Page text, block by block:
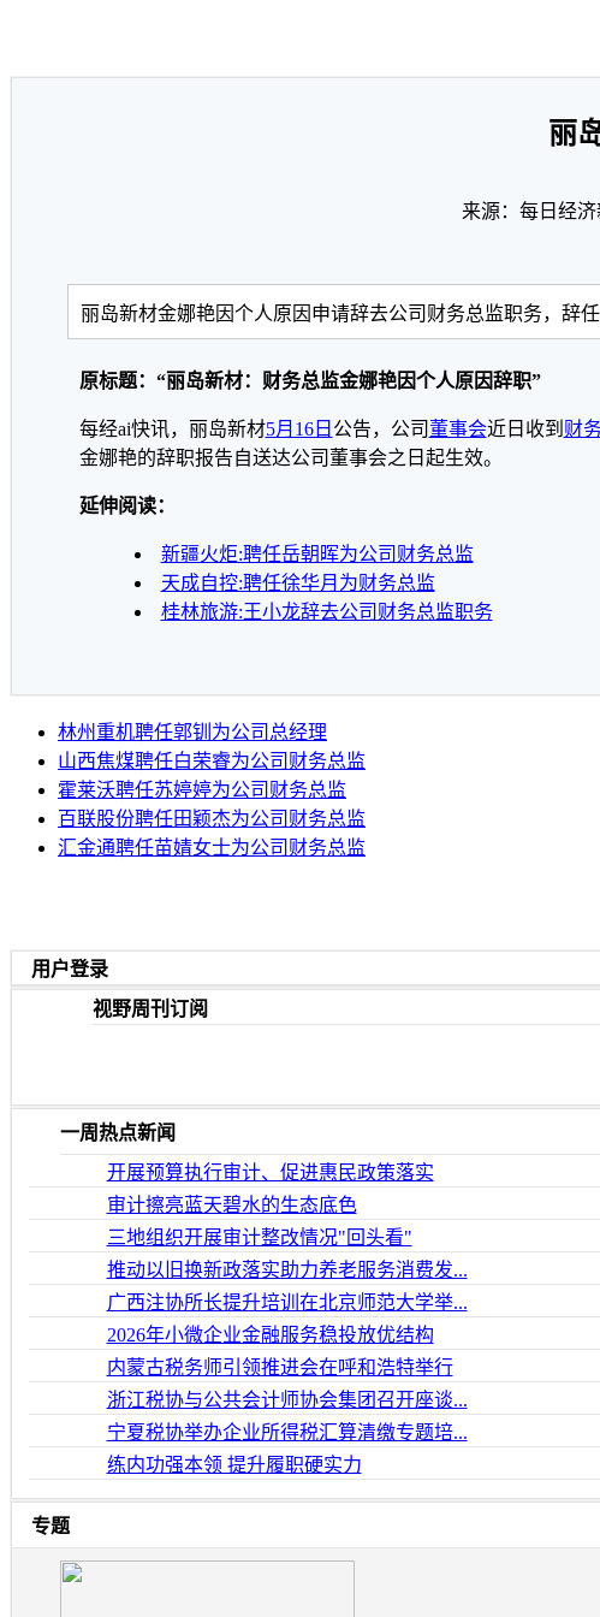
丽
来源：每日经
丽岛新材金娜艳因个人原因申请辞去公司财务总监职务，辞
原标题：“丽岛新材：财务总监金娜艳因个人原因辞职”
每经ai快讯，丽岛新材5月16日 公告，公司 董事会近日收到 财
金娜艳的辞职报告自送达公司董事会之日起生效。
延伸阅读：
新疆火炬:聘任岳朝晖为公司财务总监
天成自控:聘任徐华月为财务总监
桂林旅游:王小龙辞去公司财务总监职务
林州重机聘任郭钏为公司总经理
山西焦煤聘任白荣睿为公司财务总监
霍莱沃聘任苏婷婷为公司财务总监
百联股份聘任田颖杰为公司财务总监
汇金通聘任苗婧女士为公司财务总监
用户登录
视野周刊订阅
一周热点新闻
开展预算执行审计、促进惠民政策落实
审计擦亮蓝天碧水的生态底色
三地组织开展审计整改情况"回头看"
推动以旧换新政落实助力养老服务消费发...
广西注协所长提升培训在北京师范大学举...
2026年小微企业金融服务稳投放优结构
内蒙古税务师引领推进会在呼和浩特举行
浙江税协与公共会计师协会集团召开座谈...
宁夏税协举办企业所得税汇算清缴专题培...
练内功强本领 提升履职硬实力
专题